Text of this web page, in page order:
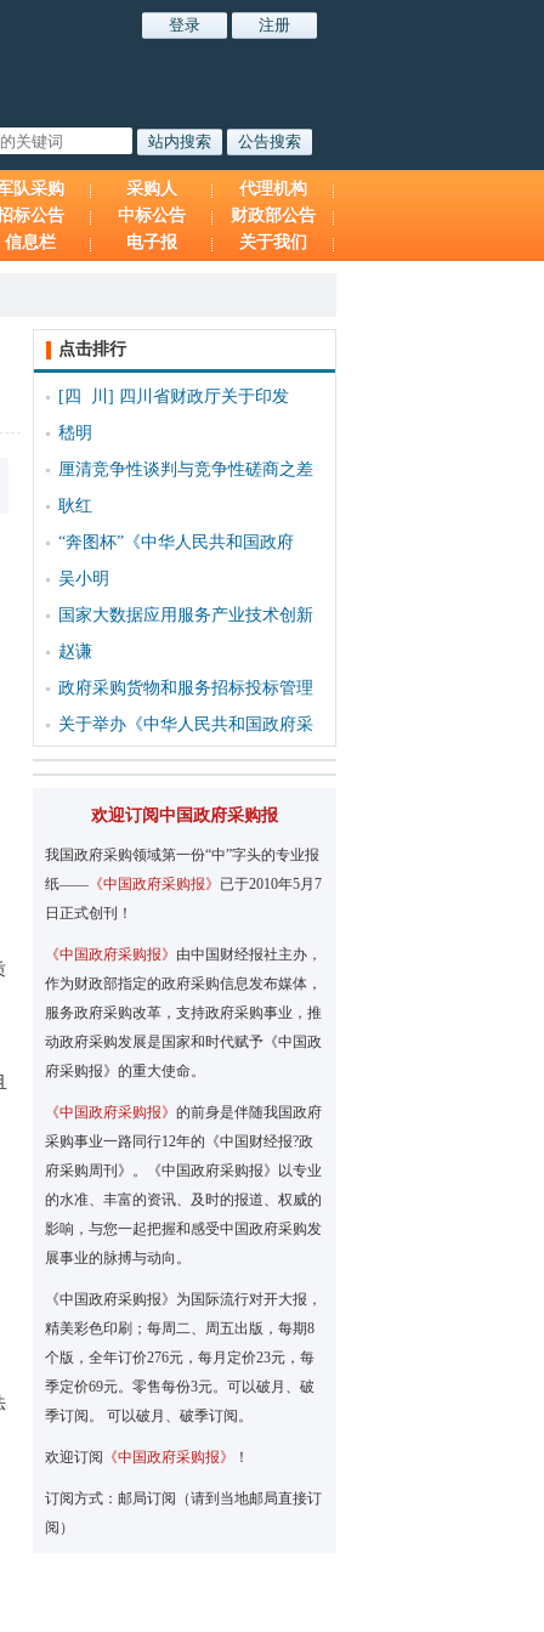
队采购 采购人
代理机构
标公告
中标公告
财政部公告
信息栏
电子报 关于我们
点击排行
[四 川] 四川省财政厅关于印发
嵇明
厘清竞争性谈判与竞争性磋商之差
耿红
“奔图杯”《中华人民共和国政府
吴小明
国家大数据应用服务产业技术创新
赵谦
政府采购货物和服务招标投标管理
关于举办《中华人民共和国政府采
欢迎订阅中国政府采购报
我国政府采购领域第一份“中”字头的专业报
纸—— 《中国政府采购报》 已于2010年5月7
日正式创刊！
《中国政府采购报》 由中国财经报社主办，
作为财政部指定的政府采购信息发布媒体，
服务政府采购改革，支持政府采购事业，推
动政府采购发展是国家和时代赋予《中国政
府采购报》的重大使命。
《中国政府采购报》 的前身是伴随我国政府
采购事业一路同行12年的《中国财经报?政
府采购周刊》。《中国政府采购报》以专业
的水准、丰富的资讯、及时的报道、权威的
影响，与您一起把握和感受中国政府采购发
展事业的脉搏与动向。
《中国政府采购报》为国际流行对开大报，
精美彩色印刷；每周二、周五出版，每期8
个版，全年订价276元，每月定价23元，每
季定价69元。零售每份3元。可以破月、破
季订阅。 可以破月、破季订阅。
欢迎订阅 《中国政府采购报》 ！
订阅方式：邮局订阅（请到当地邮局直接订
阅）